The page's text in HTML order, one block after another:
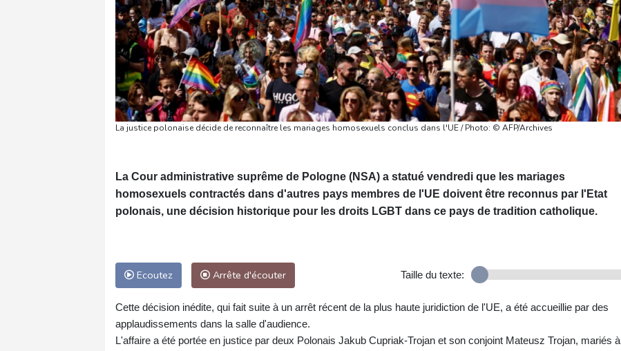
La justice polonaise décide de reconnaître les mariages homosexuels conclus dans l'UE / Photo: © AFP/Archives
La Cour administrative suprême de Pologne (NSA) a statué vendredi que les mariages
homosexuels contractés dans d'autres pays membres de l'UE doivent être reconnus par l'Etat
polonais, une décision historique pour les droits LGBT dans ce pays de tradition catholique.
Ecoutez Arrête d'écouter Taille du texte:
Cette décision inédite, qui fait suite à un arrêt récent de la plus haute juridiction de l'UE, a été accueillie par des
applaudissements dans la salle d'audience.
L'affaire a été portée en justice par deux Polonais Jakub Cupriak-Trojan et son conjoint Mateusz Trojan, mariés à